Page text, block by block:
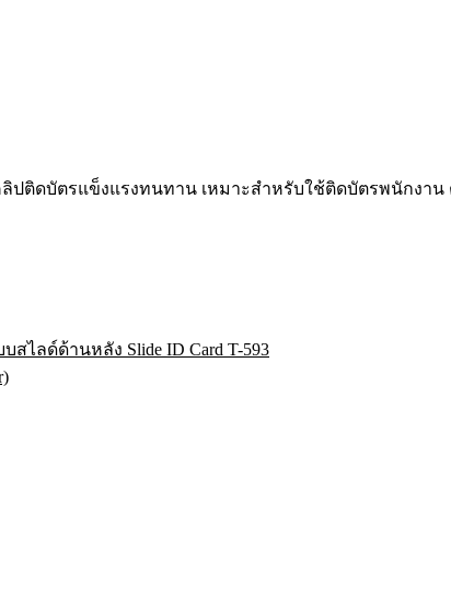
ติดบัตรแข็งแรงทนทาน เหมาะสำหรับใช้ติดบัตรพนักงา
ไลด์ด้านหลัง Slide ID Card T-593